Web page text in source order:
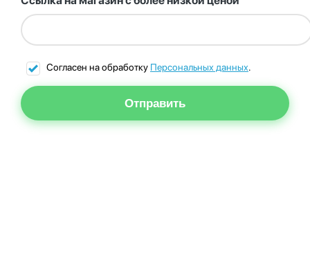
Согласен на обработку Персональных данных.
Отправить